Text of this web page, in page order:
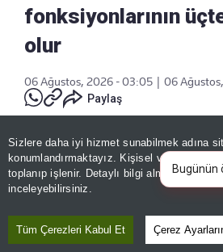
Sizlere daha iyi hizmet sunabilmek adına
konumlandırmaktayız. Kişisel verileriniz,
toplanıp işlenir. Detaylı bilgi almak için
inceleyebilirsiniz.
Tüm Çerezleri Kabul Et Çerez
fonksiyonlarının
olur
06 Ağustos, 2026 - 03:05
06
Paylaş
Bugünün
ve